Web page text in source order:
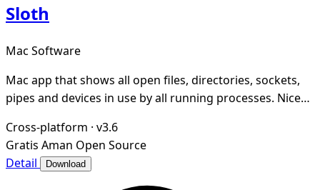
Sloth
Mac Software
Mac app that shows all open files, directories, sockets,
pipes and devices in use by all running processes. Nice
Cross-platform · v3.6
Gratis Aman Open Source
Detail
Download